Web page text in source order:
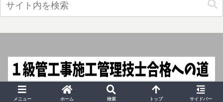
© 2024 １級管工事施工管理技士合格への道.
メニュー ホーム 検索 トップ サイドバー